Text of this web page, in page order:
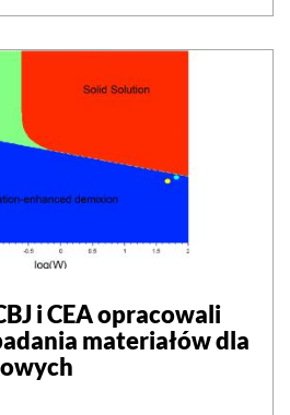
i CEA opracowali
materiałów dla